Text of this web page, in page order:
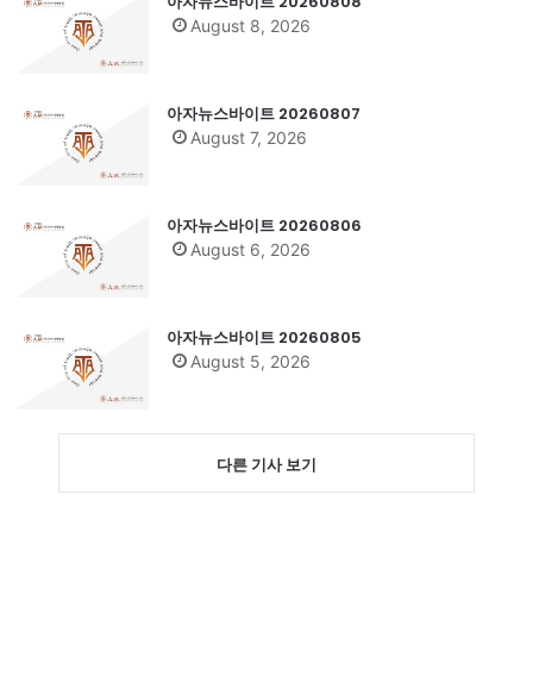
August 8, 2026
아자뉴스바이트 20260807
August 7, 2026
아자뉴스바이트 20260806
August 6, 2026
아자뉴스바이트 20260805
August 5, 2026
다른 기사 보기